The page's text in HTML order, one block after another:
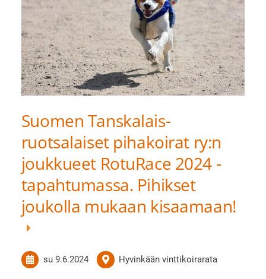
Suomen Tanskalais-
ruotsalaiset pihakoirat ry:n
joukkueet RotuRace 2024 -
tapahtumassa. Pihikset
joukolla mukaan kisaamaan!
su 9.6.2024 Hyvinkään vinttikoirarata